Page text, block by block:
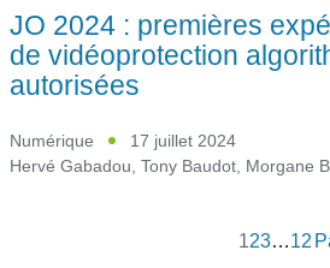
JO 2024 : premières
de vidéoprotection
autorisées
Numérique
17 juillet 2024
Hervé Gabadou, Tony Baudot, Morgane
123…12